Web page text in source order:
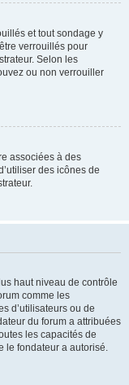
et tout sondage y
verrouillés pour
Selon les
ou non verrouiller
associées à des
des icônes de
haut niveau de contrôle
comme les
d’utilisateurs ou de
du forum a attribuées
les capacités de
le fondateur a autorisé.